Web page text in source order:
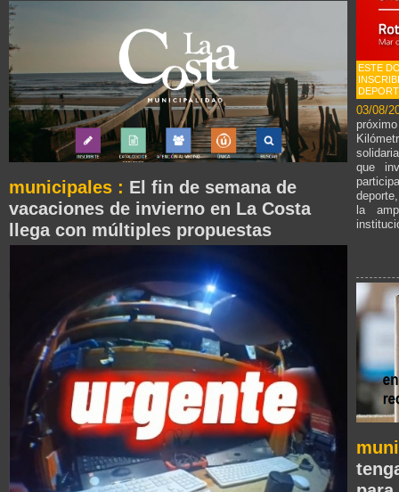
municipales : El fin de semana de
vacaciones de invierno en La Costa
llega con múltiples propuestas
ESTE
03/08/
que
la